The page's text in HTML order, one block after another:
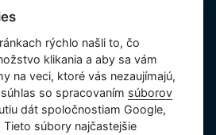
údajov
cookie
rýchlo našli to, čo
klikania a aby sa vám
na veci, ktoré vás nezaujímajú,
so spracovaním súborov
dát spoločnostiam Google,
súbory najčastejšie